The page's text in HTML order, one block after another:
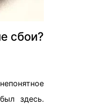
сбои?
здесь.